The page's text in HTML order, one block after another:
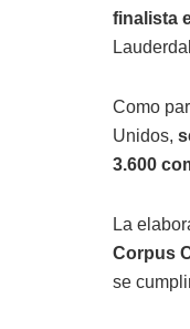
finalista
Como
Unidos,
3.600
La
Corpus
se